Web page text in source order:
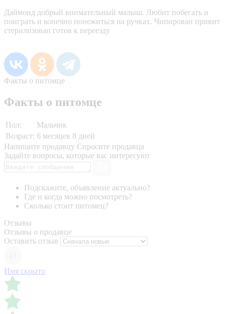
Даймонд добрый внимательный малыш. Любит побегать и
поиграть и конечно понежиться на ручках. Чипирован привит
стерилизован готов к переезду
Факты о питомце
Факты о питомце
Пол:
Мальчик
Возраст: 6 месяцев 8 дней
Напишите продавцу Спросите продавца
Задайте вопросы, которые вас интересуют
Подскажите, объявление актуально?
Где и когда можно посмотреть?
Сколько стоит питомец?
Отзывы
Отзывы о продавце
Оставить отзыв
Имя скрыто